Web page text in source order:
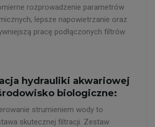
rozprowadzenie parametrów
lepsze napowietrzanie oraz
pracę podłączonych filtrów
hydrauliki akwariowej
biologiczne:
strumieniem wody to
skutecznej filtracji. Zestaw